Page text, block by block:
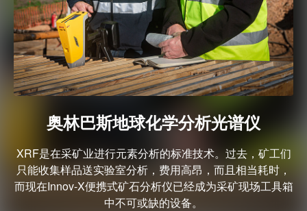
奥林巴斯地球化学分析光谱仪
XRF是在采矿业进行元素分析的标准技术。过去，矿工们
只能收集样品送实验室分析，费用高昂，而且相当耗时，
而现在Innov-X便携式矿石分析仪已经成为采矿现场工具箱
中不可或缺的设备。